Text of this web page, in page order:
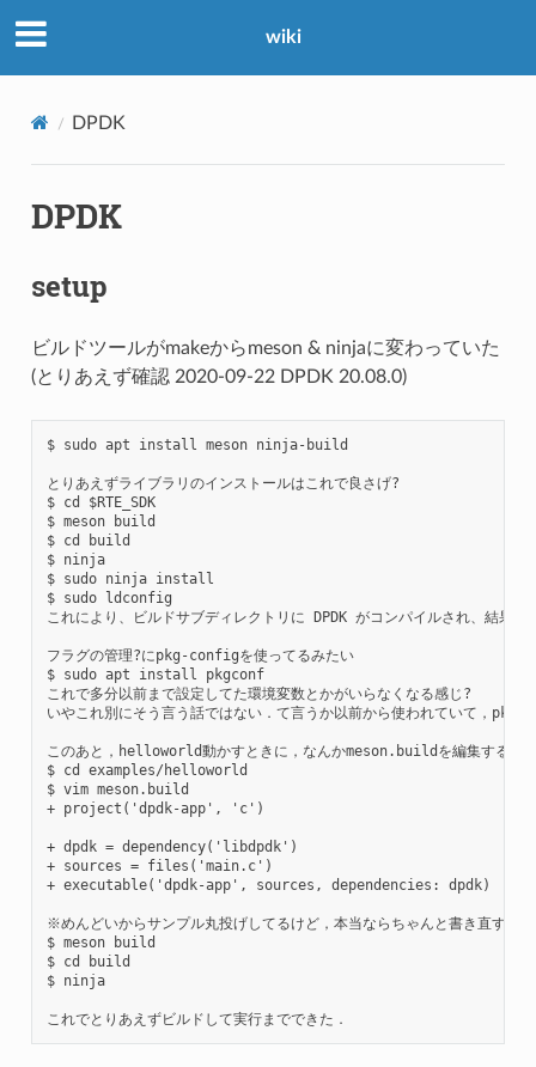
wiki
DPDK
DPDK
setup
ビルドツールがmakeからmeson & ninjaに変わっていた
(とりあえず確認 2020-09-22 DPDK 20.08.0)
$ sudo apt install meson ninja-build
とりあえずライブラリのインストールはこれで良さげ?
$ cd $RTE_SDK
$ meson build
$ cd build
$ ninja
$ sudo ninja install
$ sudo ldconfig
これにより、ビルドサブディレクトリに DPDK がコンパイルされ、結
フラグの管理?にpkg-configを使ってるみたい
$ sudo apt install pkgconf
これで多分以前まで設定してた環境変数とかがいらなくなる感じ?
いやこれ別にそう言う話ではない．て言うか以前から使われていて，
このあと，helloworld動かすときに，なんかmeson.buildを編集する必
$ cd examples/helloworld
$ vim meson.build
+ project('dpdk-app', 'c')
+ dpdk = dependency('libdpdk')
+ sources = files('main.c')
+ executable('dpdk-app', sources, dependencies: dpdk)
※めんどいからサンプル丸投げしてるけど，本当ならちゃんと書き直すべ
$ meson build
$ cd build
$ ninja